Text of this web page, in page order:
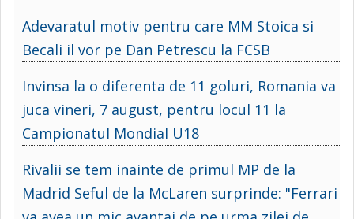
Adevaratul motiv pentru care MM Stoica si
Becali il vor pe Dan Petrescu la FCSB
Invinsa la o diferenta de 11 goluri, Romania va
juca vineri, 7 august, pentru locul 11 la
Campionatul Mondial U18
Rivalii se tem inainte de primul MP de la
Madrid Seful de la McLaren surprinde: "Ferrari